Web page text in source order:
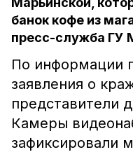
банок кофе из
пресс-служба ГУ
По информации
заявления о
представители
Камеры
зафиксировали